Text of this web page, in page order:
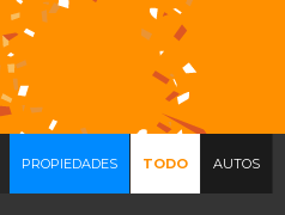
PROPIEDADES TODO AUTOS